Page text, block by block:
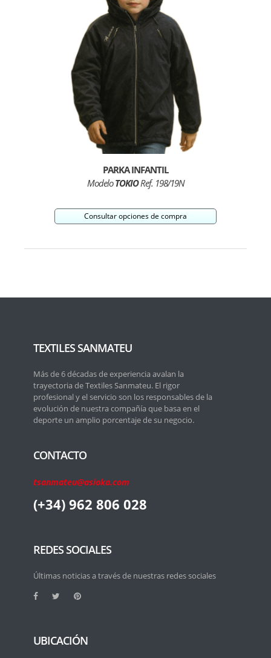
PARKA INFANTIL
ModeloTOKIORef. 198/19N
Consultar opciones de compra
TEXTILES SANMATEU
Más de 6 décadas de experiencia avalan la
trayectoria de Textiles Sanmateu. El rigor
profesional y el servicio son los responsables de la
evolución de nuestra compañía que basa en el
deporte un amplio porcentaje de su negocio.
CONTACTO
tsanmateu@asioka.com
(+34) 962 806 028
REDES SOCIALES
Últimas noticias a través de nuestras redes sociales
UBICACIÓN